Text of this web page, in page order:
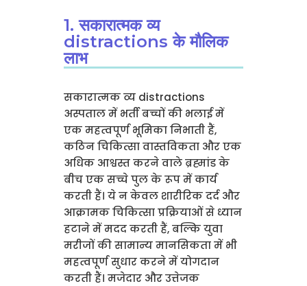
1. सकारात्मक व्य
distractions के मौलिक
लाभ
सकारात्मक व्य distractions
अस्पताल में भर्ती बच्चों की भलाई में
एक महत्वपूर्ण भूमिका निभाती हैं,
कठिन चिकित्सा वास्तविकता और एक
अधिक आश्वस्त करने वाले ब्रह्मांड के
बीच एक सच्चे पुल के रूप में कार्य
करती हैं। ये न केवल शारीरिक दर्द और
आक्रामक चिकित्सा प्रक्रियाओं से ध्यान
हटाने में मदद करती हैं, बल्कि युवा
मरीजों की सामान्य मानसिकता में भी
महत्वपूर्ण सुधार करने में योगदान
करती हैं। मजेदार और उत्तेजक